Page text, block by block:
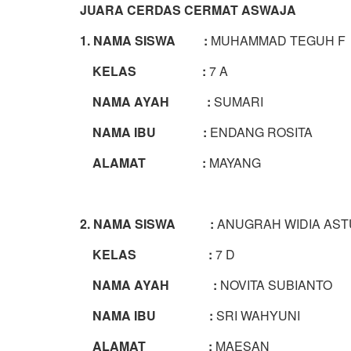
JUARA CERDAS CERMAT ASWAJA
1. NAMA SISWA : MUHAMMAD TEGUH F
KELAS : 7 A
NAMA AYAH : SUMARI
NAMA IBU : ENDANG ROSITA
ALAMAT : MAYANG
2. NAMA SISWA : ANUGRAH WIDIA
KELAS : 7 D
NAMA AYAH : NOVITA SUBIANTO
NAMA IBU : SRI WAHYUNI
ALAMAT : MAESAN